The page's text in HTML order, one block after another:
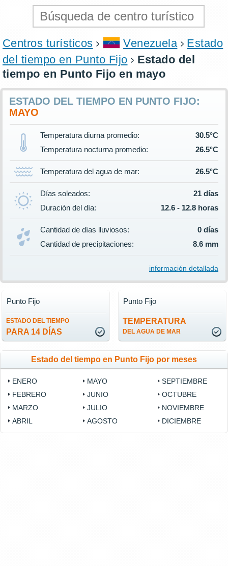
Centros turísticos Venezuela
Estado
del tiempo en Punto Fijo
Estado del
tiempo en Punto Fijo en mayo
ESTADO DEL TIEMPO EN PUNTO FIJO:
MAYO
Temperatura diurna promedio:
30.5°C
Temperatura nocturna promedio:
26.5°C
Temperatura del agua de mar: 26.5°C
Días soleados:
21 días
Duración del día:
12.6 - 12.8 horas
Cantidad de días lluviosos:
0 días
Cantidad de precipitaciones:
8.6 mm
información detallada
ESTADO DEL TIEMPO
PARA 14 DÍAS
Punto Fijo
TEMPERATURA
DEL AGUA DE MAR
Punto Fijo
Estado del tiempo en Punto Fijo por meses
ENERO
FEBRERO
MARZO
ABRIL
MAYO
JUNIO
JULIO
AGOSTO
SEPTIEMBRE
OCTUBRE
NOVIEMBRE
DICIEMBRE